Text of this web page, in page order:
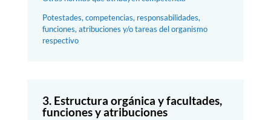
Potestades, competencias, responsabilidades,
funciones, atribuciones y/o tareas del organismo
respectivo
3. Estructura orgánica y facultades,
funciones y atribuciones